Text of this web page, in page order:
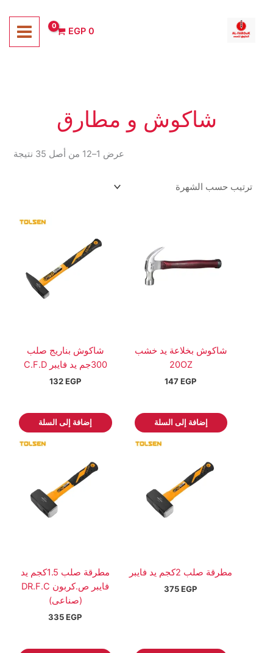
المحتوى
0
EGP
شاكوش و مطارق
عرض 1–12 من أصل 35 نتيجة
تم
شاكوش بخلاعة يد خشب
20OZ
147EGP
إضافة إلى السلة
شاكوش بناريج صلب
300جم يد فايبر C.F.D
132EGP
إضافة إلى السلة
مطرقة صلب 2كجم يد فايبر
375EGP
مطرقة صلب 1.5كجم يد
فايبر ص.كربون DR.F.C
(صناعى)
335EGP